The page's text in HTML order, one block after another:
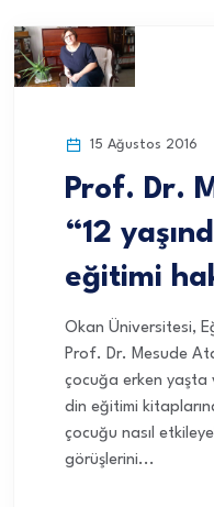
15 Ağustos 2016
Prof. Dr.
“12
eğitimi
Okan Üniversitesi,
Prof. Dr. Mesude
çocuğa erken yaşta
din eğitimi
çocuğu nasıl
görüşlerini...